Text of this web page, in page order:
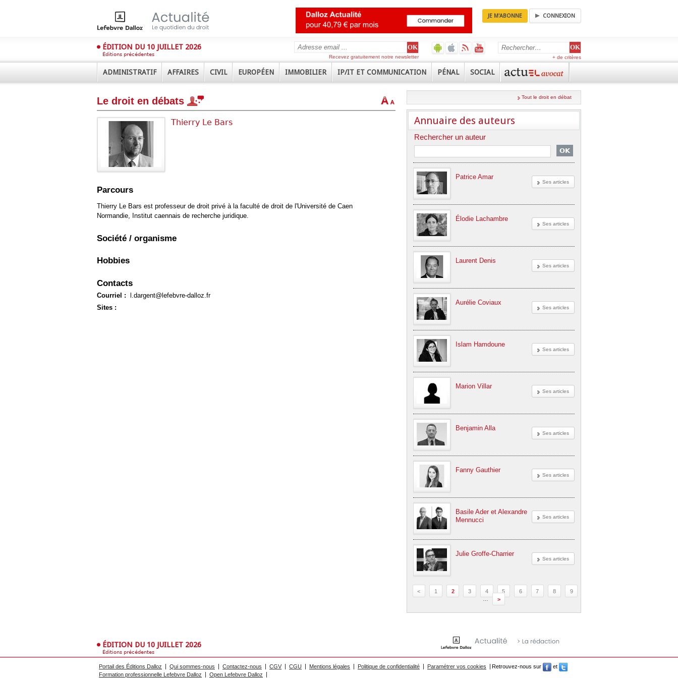
JE M'ABONNE CONNEXION
ÉDITION DU 10 JUILLET 2026
Éditions précédentes
+ de critères
Recevez gratuitement notre newsletter
ADMINISTRATIF AFFAIRES CIVIL EUROPÉEN IMMOBILIER IP/IT ET COMMUNICATION PÉNAL SOCIAL
Le droit en débats
Thierry Le Bars
Parcours
Thierry Le Bars est professeur de droit privé à la faculté de droit de l'Université de Caen
Normandie, Institut caennais de recherche juridique.
Société / organisme
Hobbies
Contacts
Courriel : l.dargent@lefebvre-dalloz.fr
Sites :
Tout le droit en débat
Annuaire des auteurs
Rechercher un auteur
Ses articles
Patrice Amar
Ses articles
Élodie Lachambre
Ses articles
Laurent Denis
Ses articles
Aurélie Coviaux
Ses articles
Islam Hamdoune
Ses articles
Marion Villar
Ses articles
Benjamin Alla
Ses articles
Fanny Gauthier
Ses articles
Basile Ader et Alexandre
Mennucci
Ses articles
Julie Groffe-Charrier
< 1 2 3 4 5 6 7 8
9
>
ÉDITION DU 10 JUILLET 2026
Éditions précédentes
Portail des Éditions Dalloz Qui sommes-nous Contactez-nous CGV CGU Mentions légales Politique de confidentialité Paramétrer vos cookies Retrouvez-nous sur
et
Formation professionnelle Lefebvre Dalloz
Open Lefebvre Dalloz